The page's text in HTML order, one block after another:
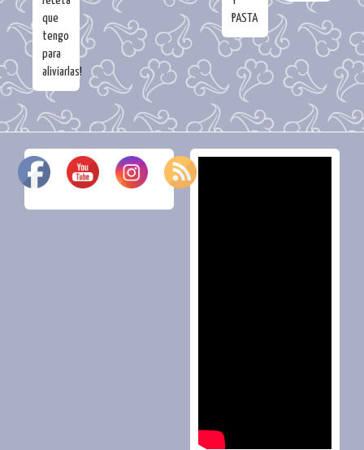
que
tengo
para
aliviarlas!
PASTA